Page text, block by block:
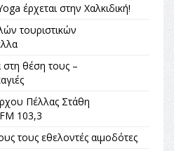
έρχεται στην Χαλκιδική!
τουριστικών
θέση τους –
Πέλλας Στάθη
103,3
τους εθελοντές αιμοδότες